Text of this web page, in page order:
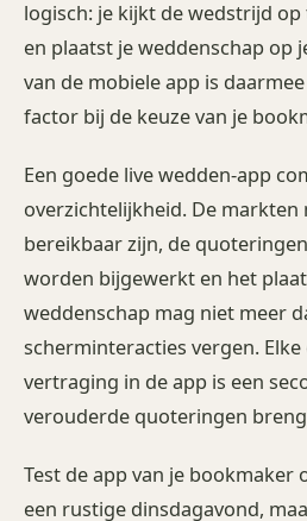
logisch: je kijkt de wedstrijd
en plaatst je weddenschap op
van de mobiele app is
factor bij de keuze van je
Een goede live wedden-app
overzichtelijkheid. De
bereikbaar zijn, de
worden bijgewerkt en het
weddenschap mag niet meer
scherminteracties vergen.
vertraging in de app is een
verouderde quoteringen
Test de app van je bookmaker
een rustige dinsdagavond,